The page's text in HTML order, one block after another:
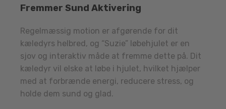
Fremmer Sund Aktivering
Regelmæssig motion er afgørende for dit
kæledyrs helbred, og “Suzie” løbehjulet er en
sjov og interaktiv måde at fremme dette på. Dit
kæledyr vil elske at løbe i hjulet, hvilket hjælper
med at forbrænde energi, reducere stress, og
holde dem sund og glad.